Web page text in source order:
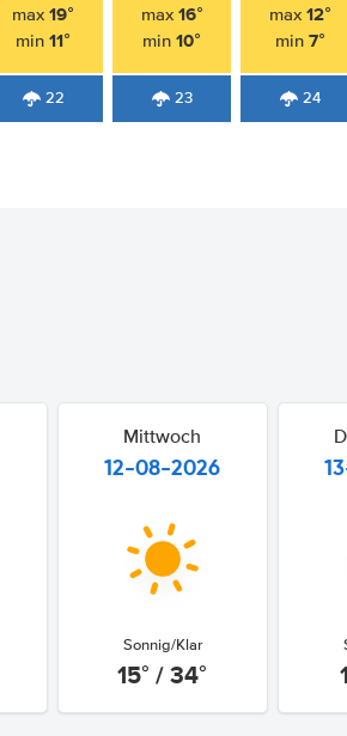
max19°
min11°
22
max 16°
min10°
23
max 12°
min 7°
24
Mittwoch
12-08-2026
Sonnig/Klar
15° / 34°